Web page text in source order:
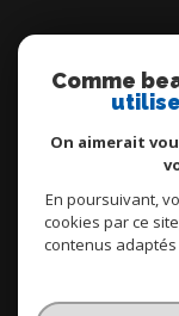
© 2026 |
Nos
Comme
On aimerait
En poursuivant,
cookies par ce
contenus